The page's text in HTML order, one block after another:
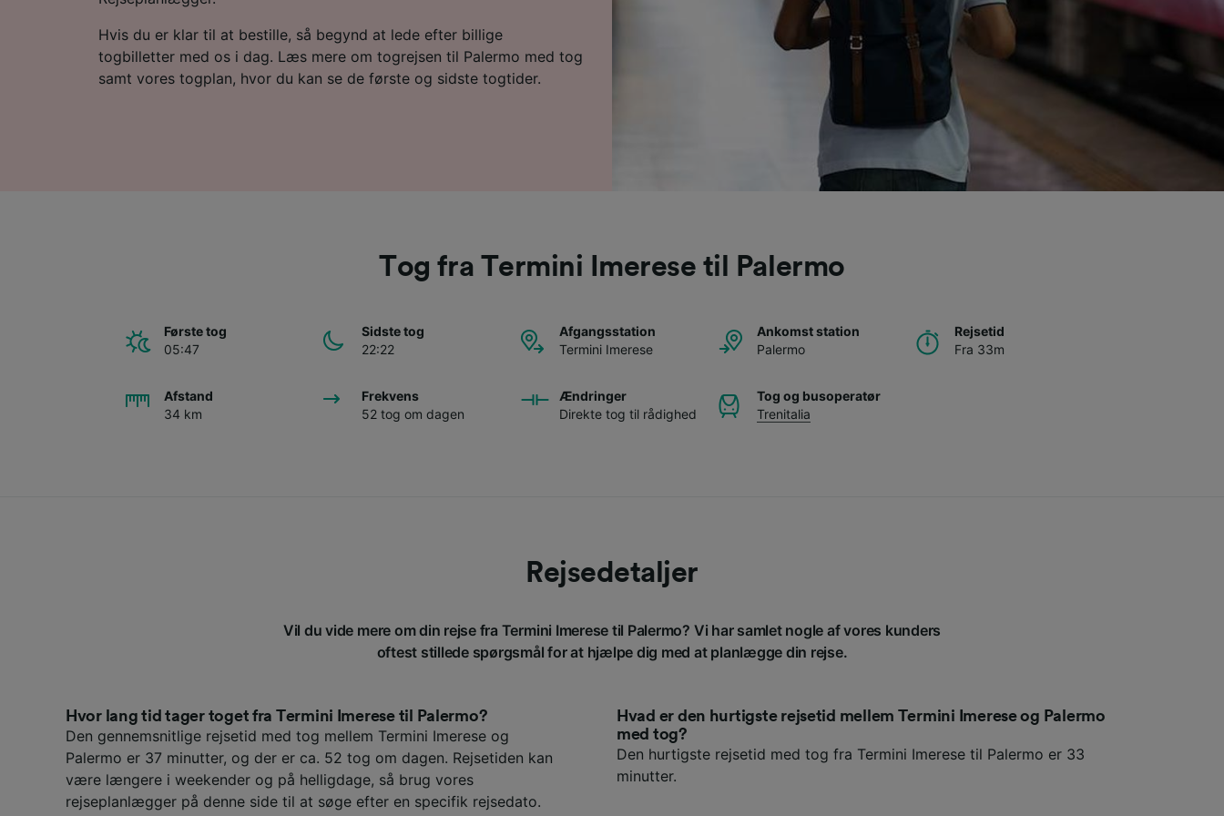
Hvis du er klar til at bestille, så begynd at lede efter billige
togbilletter med os i dag. Læs mere om togrejsen til Palermo med tog
samt vores togplan, hvor du kan se de første og sidste togtider.
Tog fra Termini Imerese til Palermo
Første tog
05:47
Sidste tog
22:22
Afgangsstation
Termini Imerese
Ankomst station
Palermo
Rejsetid
Fra 33m
Afstand
34 km
Frekvens
52 tog om dagen
Ændringer
Direkte tog til rådighed
Tog og busoperatør
Trenitalia
Rejsedetaljer
Vil du vide mere om din rejse fra Termini Imerese til Palermo? Vi har samlet nogle af vores kunders
oftest stillede spørgsmål for at hjælpe dig med at planlægge din rejse.
Hvor lang tid tager toget fra Termini Imerese til Palermo?
Den gennemsnitlige rejsetid med tog mellem Termini Imerese og
Palermo er 37 minutter, og der er ca. 52 tog om dagen. Rejsetiden kan
være længere i weekender og på helligdage, så brug vores
rejseplanlægger på denne side til at søge efter en specifik rejsedato.
Hvad er den hurtigste rejsetid mellem Termini Imerese og Palermo
med tog?
Den hurtigste rejsetid med tog fra Termini Imerese til Palermo er 33
minutter.